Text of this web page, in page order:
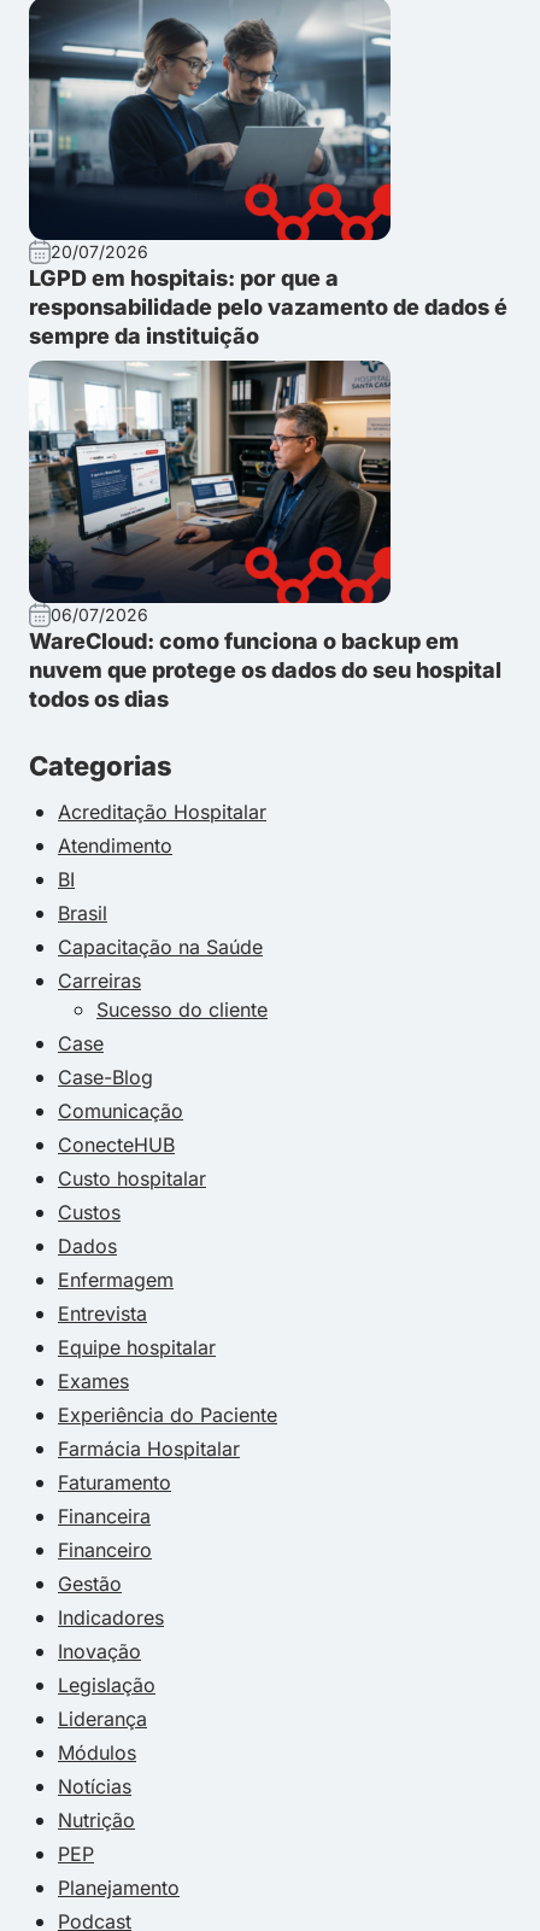
20/07/2026
LGPD em hospitais: por que a
responsabilidade pelo vazamento de dados é
sempre da instituição
06/07/2026
WareCloud: como funciona o backup em
nuvem que protege os dados do seu hospital
todos os dias
Categorias
Acreditação Hospitalar
Atendimento
BI
Brasil
Capacitação na Saúde
Carreiras
Sucesso do cliente
Case
Case-Blog
Comunicação
ConecteHUB
Custo hospitalar
Custos
Dados
Enfermagem
Entrevista
Equipe hospitalar
Exames
Experiência do Paciente
Farmácia Hospitalar
Faturamento
Financeira
Financeiro
Gestão
Indicadores
Inovação
Legislação
Liderança
Módulos
Notícias
Nutrição
PEP
Planejamento
Podcast